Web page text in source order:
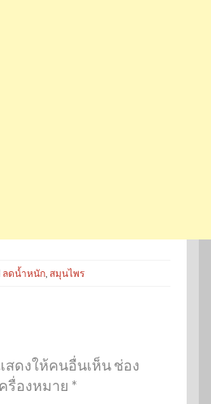
ลดน้ำหนัก, สมุนไพร
ดงให้คนอื่นเห็นช่อง
รื่องหมาย *